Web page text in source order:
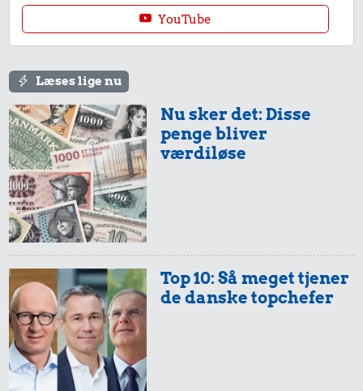
YouTube
Læses lige nu
Nu sker det: Disse
penge bliver
værdiløse
Top 10: Så meget tjener
de danske topchefer